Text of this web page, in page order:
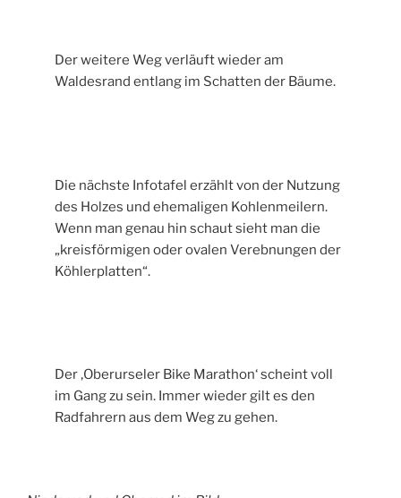
Der weitere Weg verläuft wieder am
Waldesrand entlang im Schatten der Bäume.
Die nächste Infotafel erzählt von der Nutzung
des Holzes und ehemaligen Kohlenmeilern.
Wenn man genau hin schaut sieht man die
„kreisförmigen oder ovalen Verebnungen der
Köhlerplatten“.
Der ‚Oberurseler Bike Marathon‘ scheint voll
im Gang zu sein. Immer wieder gilt es den
Radfahrern aus dem Weg zu gehen.